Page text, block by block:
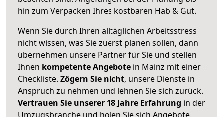
hin zum Verpacken Ihres kostbaren Hab & Gut.
Wenn Sie durch Ihren alltäglichen Arbeitsstress
nicht wissen, was Sie zuerst planen sollen, dann
übernehmen unsere Partner für Sie und stellen
Ihnen kompetente Angebote in Mainz mit einer
Checkliste. Zögern Sie nicht, unsere Dienste in
Anspruch zu nehmen und lehnen Sie sich zurück.
Vertrauen Sie unserer 18 Jahre Erfahrung in der
Umzugsbranche und holen Sie sich Angebote.